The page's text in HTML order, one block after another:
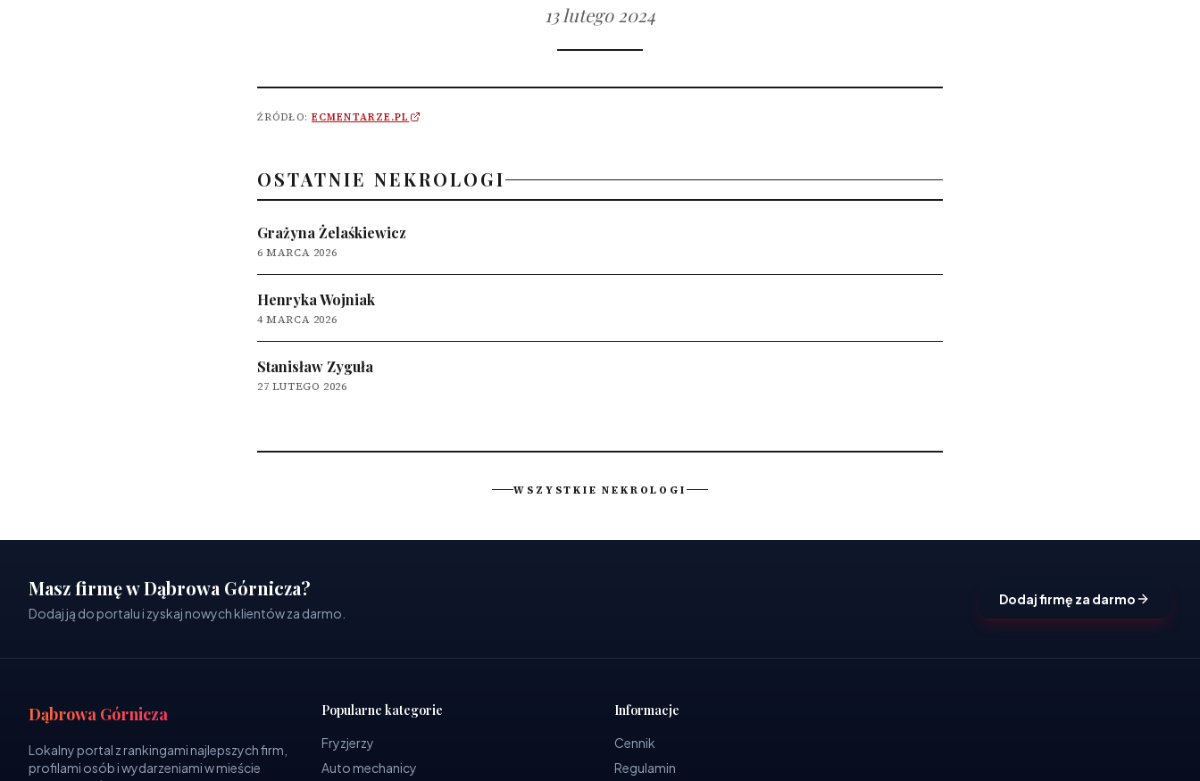
13 lutego 2024
ŹRÓDŁO: ECMENTARZE.PL
OSTATNIE NEKROLOGI
Grażyna Żelaśkiewicz
6 MARCA 2026
Henryka Wojniak
4 MARCA 2026
Stanisław Zyguła
27 LUTEGO 2026
WSZYSTKIE NEKROLOGI
Masz firmę w Dąbrowa Górnicza?
Dodaj ją do portalu i zyskaj nowych klientów za darmo.
Dodaj firmę za darmo
Dąbrowa Górnicza
Lokalny portal z rankingami najlepszych firm,
profilami osób i wydarzeniami w mieście
Popularne kategorie
Fryzjerzy
Auto mechanicy
Informacje
Cennik
Regulamin